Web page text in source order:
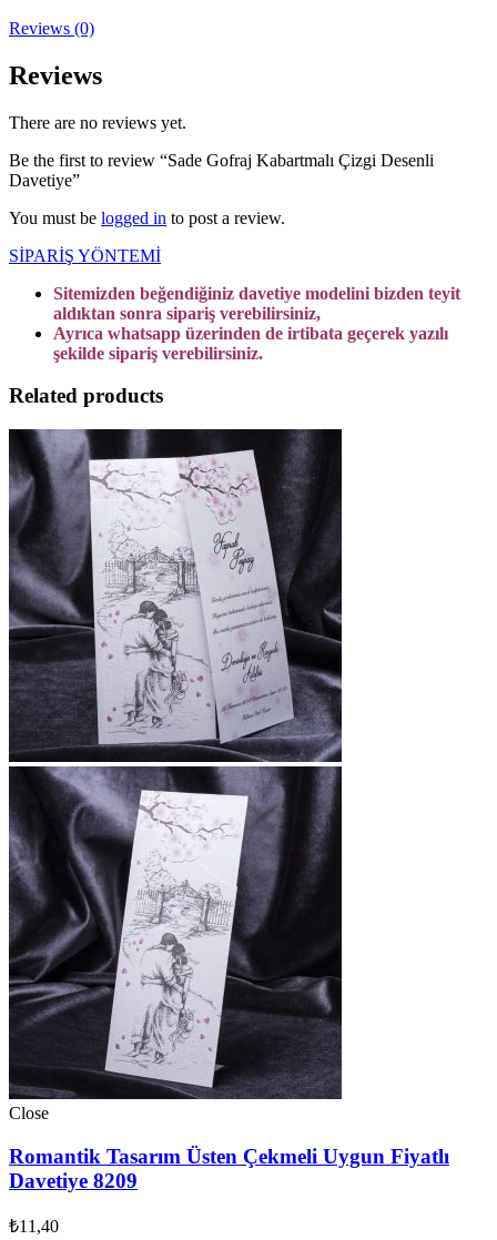
Reviews (0)
Reviews
There are no reviews yet.
Be the first to review “Sade Gofraj Kabartmalı Çizgi Desenli
Davetiye”
You must be logged in to post a review.
SİPARİŞ YÖNTEMİ
Sitemizden beğendiğiniz davetiye modelini bizden teyit
aldıktan sonra sipariş verebilirsiniz,
Ayrıca whatsapp üzerinden de irtibata geçerek yazılı
şekilde sipariş verebilirsiniz.
Related products
Close
Romantik Tasarım Üsten Çekmeli Uygun Fiyatlı
Davetiye 8209
₺11,40